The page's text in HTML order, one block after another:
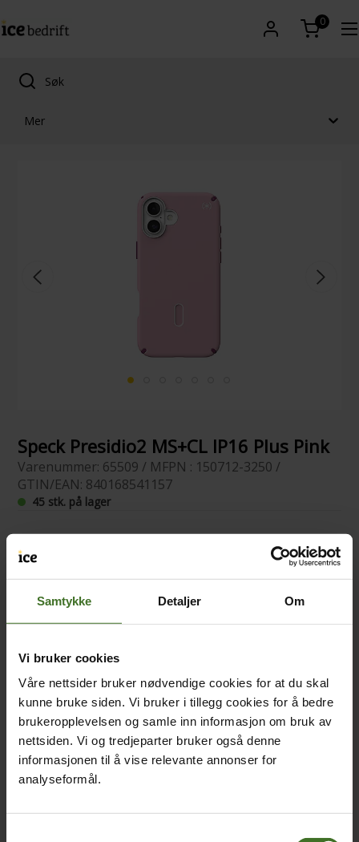
Samtykke Detaljer Om
Vi bruker cookies
Våre nettsider bruker nødvendige cookies for at du skal
kunne bruke siden. Vi bruker i tillegg cookies for å bedre
brukeropplevelsen og samle inn informasjon om bruk av
nettsiden. Vi og tredjeparter bruker også denne
informasjonen til å vise relevante annonser for
analyseformål.
0
Mer
Speck Presidio2 MS+CL IP16 Plus Pink
Varenummer: 65509 / MFPN : 150712-3250 /
GTIN/EAN: 840168541157
45 stk. på lager